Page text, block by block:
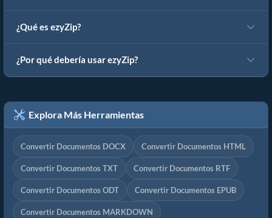
¿Qué es ezyZip?
¿Por qué debería usar ezyZip?
Explora Más Herramientas
Convertir Documentos DOCX Convertir Documentos HTML
Convertir Documentos TXT Convertir Documentos RTF
Convertir Documentos ODT Convertir Documentos EPUB
Convertir Documentos MARKDOWN